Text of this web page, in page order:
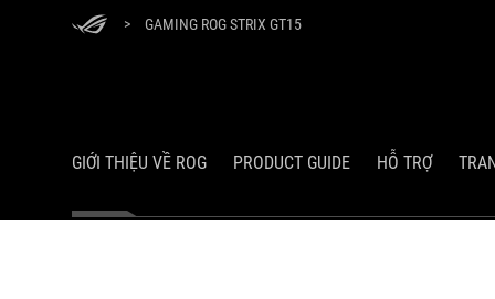
> GAMING ROG STRIX GT15
GIỚI THIỆU VỀ ROG PRODUCT GUIDE HỖ TRỢ